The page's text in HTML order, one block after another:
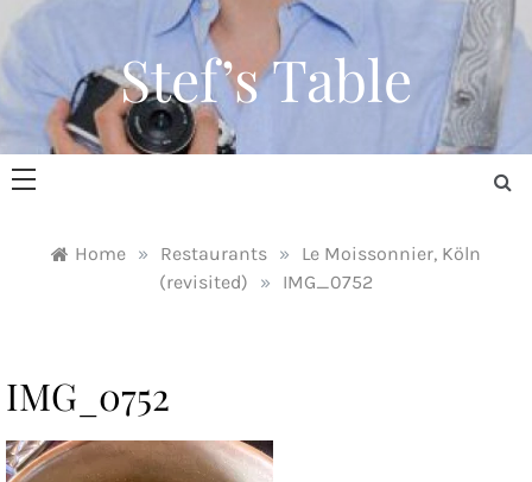
Skip
content
Stef’s Table
Home » Restaurants »
Le Moissonnier, Köln
(revisited)
» IMG_0752
IMG_0752